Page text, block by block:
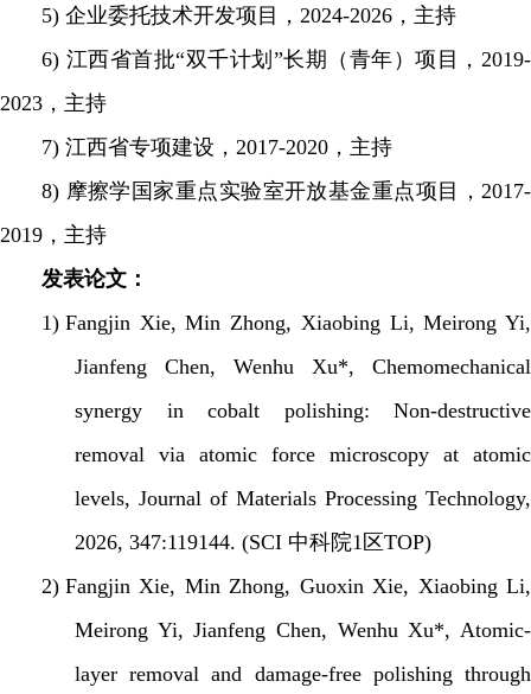
5)企业委托技术开发项目，2024-2026 ，主持
6) 江西省首批“双千计划”长期（青年）项目，2019-
2023 ，主持
7)江西省专项建设，2017-2020 ，主持
8) 摩擦学国家重点实验室开放基金重点项目，2017-
2019 ，主持
发表论文：
1) Fangjin Xie, Min Zhong, Xiaobing Li, Meirong Yi,
Jianfeng Chen, Wenhu Xu*, Chemomechanical
synergy in cobalt polishing: Non-destructive
removal via atomic force microscopy at atomic
levels, Journal of Materials Processing Technology,
2026, 347:119144. (SCI 中科院1 区TOP)
2) Fangjin Xie, Min Zhong, Guoxin Xie, Xiaobing Li,
Meirong Yi, Jianfeng Chen, Wenhu Xu*, Atomic-
layer removal and damage-free polishing through